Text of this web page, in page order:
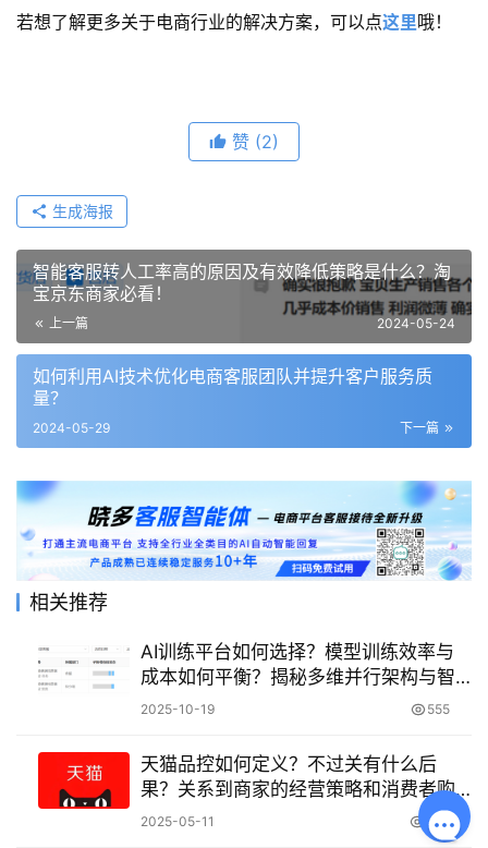
若想了解更多关于电商行业的解决方案，可以点这里哦！
赞 (2)
生成海报
智能客服转人工率高的原因及有效降低策略是什么？淘
宝京东商家必看！
上一篇 2024-05-24
如何利用AI技术优化电商客服团队并提升客户服务质
量？
下一篇
2024-05-29
相关推荐
AI训练平台如何选择？模型训练效率与
成本如何平衡？揭秘多维并行架构与智
能调度如何突破显存限制！
2025-10-19 555
天猫品控如何定义？不过关有什么后
果？关系到商家的经营策略和消费者购
物 体验。
2025-05-11 673